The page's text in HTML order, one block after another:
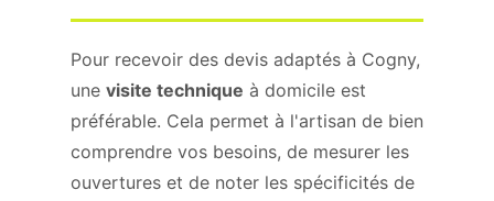
Pour recevoir des devis adaptés à Cogny,
une visite technique à domicile est
préférable. Cela permet à l'artisan de bien
comprendre vos besoins, de mesurer les
ouvertures et de noter les spécificités de